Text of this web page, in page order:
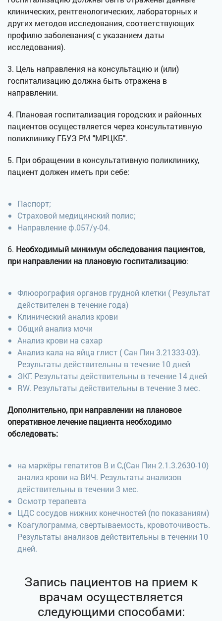
клинических, рентгенологических, лабораторных и
других методов исследования, соответствующих
профилю заболевания( с указанием даты
исследования).
3. Цель направления на консультацию и (или)
госпитализацию должна быть отражена в
направлении.
4. Плановая госпитализация городских и районных
пациентов осуществляется через консультативную
поликлинику ГБУЗ РМ "МРЦКБ".
5. При обращении в консультативную поликлинику,
пациент должен иметь при себе:
Паспорт;
Страховой медицинский полис;
Направление ф.057/у-04.
6. Необходимый минимум обследования пациентов,
при направлении на плановую госпитализацию:
Флюорография органов грудной клетки ( Результат
действителен в течение года)
Клинический анализ крови
Общий анализ мочи
Анализ крови на сахар
Анализ кала на яйца глист ( Сан Пин 3.21333-03).
Результаты действительны в течение 10 дней
ЭКГ. Результаты действительны в течение 14 дней
RW. Результаты действительны в течение 3 мес.
Дополнительно, при направлении на плановое
оперативное лечение пациента необходимо
обследовать:
на маркёры гепатитов В и С,(Сан Пин 2.1.3.2630-10)
анализ крови на ВИЧ. Результаты анализов
действительны в течении 3 мес.
Осмотр терапевта
ЦДС сосудов нижних конечностей (по показаниям)
Коагулограмма, свертываемость, кровоточивость.
Результаты анализов действительны в течении 10
дней.
Запись пациентов на прием к
врачам осуществляется
следующими способами: